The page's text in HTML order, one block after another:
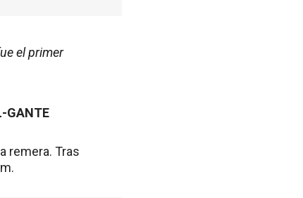
el primer
GANTE
remera. Tras